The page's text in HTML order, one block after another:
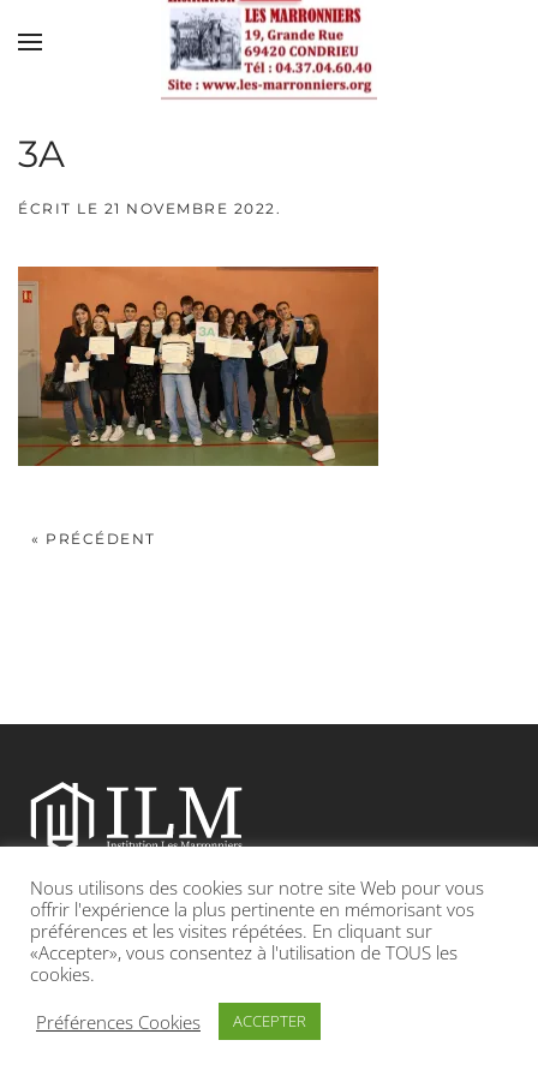
Skip to main content
3A
ÉCRIT LE 21 NOVEMBRE 2022.
« PRÉCÉDENT
Etablissement catholique sous contrat d’association avec l’Etat
Adresse : 19, Grande rue 69420 CONDRIEU
INFOS LÉGALES POLITIQUE DE CONFIDENTIALITÉ
Nous utilisons des cookies sur notre site Web pour vous
offrir l'expérience la plus pertinente en mémorisant vos
préférences et les visites répétées. En cliquant sur
«Accepter», vous consentez à l'utilisation de TOUS les
cookies.
Préférences Cookies
ACCEPTER